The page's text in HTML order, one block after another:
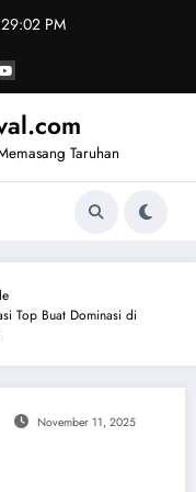
PM
Taruhan
Top Buat Dominasi di
November 11, 2025